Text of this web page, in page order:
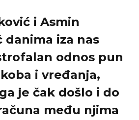
i Asmin
danima iza nas
odnos pun
i vređanja,
je čak došlo i do
među njima